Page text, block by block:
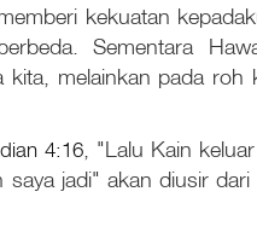
kekuatan
Sementara
melainkan pada roh
4:16 , "Lalu Kain
jadi" akan diusir